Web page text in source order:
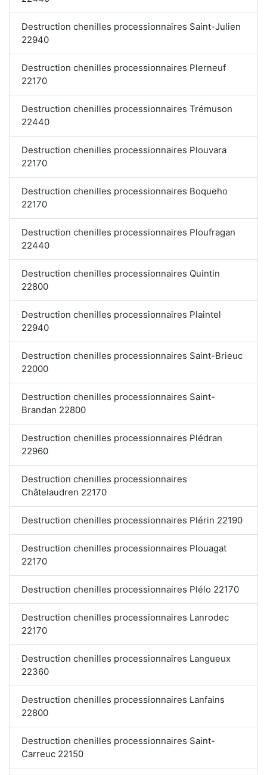
Destruction chenilles processionnaires Saint-Julien
22940
Destruction chenilles processionnaires Plerneuf
22170
Destruction chenilles processionnaires Trémuson
22440
Destruction chenilles processionnaires Plouvara
22170
Destruction chenilles processionnaires Boqueho
22170
Destruction chenilles processionnaires Ploufragan
22440
Destruction chenilles processionnaires Quintin
22800
Destruction chenilles processionnaires Plaintel
22940
Destruction chenilles processionnaires Saint-Brieuc
22000
Destruction chenilles processionnaires Saint-
Brandan 22800
Destruction chenilles processionnaires Plédran
22960
Destruction chenilles processionnaires
Châtelaudren 22170
Destruction chenilles processionnaires Plérin 22190
Destruction chenilles processionnaires Plouagat
22170
Destruction chenilles processionnaires Plélo 22170
Destruction chenilles processionnaires Lanrodec
22170
Destruction chenilles processionnaires Langueux
22360
Destruction chenilles processionnaires Lanfains
22800
Destruction chenilles processionnaires Saint-
Carreuc 22150